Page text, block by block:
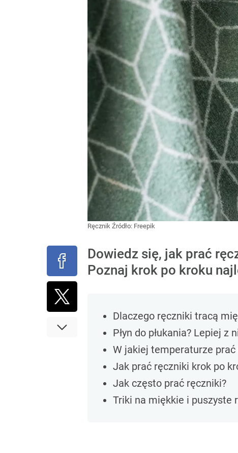
Ręcznik Źródło: Freepik
Dowiedz się, jak prać
Poznaj krok po kroku
Dlaczego ręczniki tracą
Płyn do płukania? Lepiej z
W jakiej temperaturze prać
Jak prać ręczniki krok po
Jak często prać ręczniki?
Triki na miękkie i puszyste